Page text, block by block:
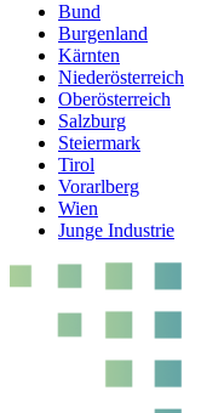
Bund
Burgenland
Kärnten
Niederösterreich
Oberösterreich
Salzburg
Steiermark
Tirol
Vorarlberg
Wien
Junge Industrie